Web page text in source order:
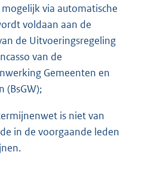
via automatische
voldaan aan de
de Uitvoeringsregeling
van de
Gemeenten en
(BsGW);
is niet van
in de voorgaande leden